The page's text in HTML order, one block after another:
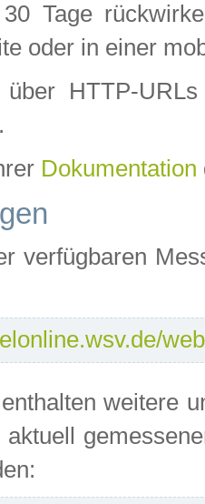
30 Tage
oder in einer
HTTP-
Dokumentation
verfügbaren
weitere